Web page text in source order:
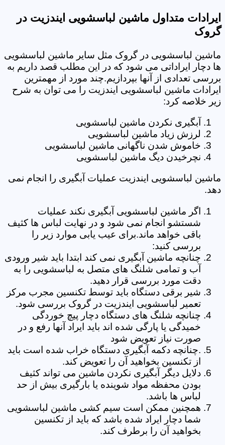
ایرادات متداول ماشین لباسشویی ایندزیت در
گروک
ماشین لباسشویی در گروک مثل سایر ماشین لباسشویی
ها دچار ایراداتی می شود که در این مطلب قصد داریم به
بررسی تعدادی از آنها بپردازیم.چند مورد از مهمترین
ایرادات ماشین لباسشویی ایندزیت را می توان به شرح
زیر خلاصه کرد:
آبگیری نکردن ماشین لباسشویی
لرزش زیاد ماشین لباسشویی
خاموش شدن ناگهانی ماشین لباسشویی
نچرخیدن دیگ ماشین لباسشویی
ماشین لباسشویی ایندزیت عملیات آبگیری را انجام نمی
دهد.
اگر ماشین لباسشویی آبگیری نکند عملیات
شستشو انجام نمی شود و در نهایت لباس ها کثیف
باقی خواهد ماند.برای عیب یابی موارد زیر را
بررسی کنید:
چنانچه ماشین آبگیری نمی کند ابتدا باید شیر ورودی
آب و تمامی شلنگ های متصل به لباسشویی را به
دقت مورد بررسی قرار دهید.
شیر برقی دستگاه باید توسط تکنسین مجرب مرکز
تعمیر لباسشویی ایندزیت در گروک بررسی شود.
چنانچه شلنگ های دستگاه دچار پیچ خوردگی
خمیدگی یا پارگی شده اند باید ایراد آنها رفع و در
صورت نیاز تعویض شود
.چنانچه دکمه آبگیری دستگاه خراب شده است باید
از تکنسین بخواهید آن را تعویض کند.
دلایل دیگر آبگیری نکردن ماشین می تواند کثیف
بودن محفظه مواد شوینده یا بارگیری بیش از حد
لباس ها باشد.
همچنین ممکن است سیم کشی ماشین لباسشویی
شما دچار ایراد شده باشد که باید از تکنسین
بخواهید آن را برطرف کند.